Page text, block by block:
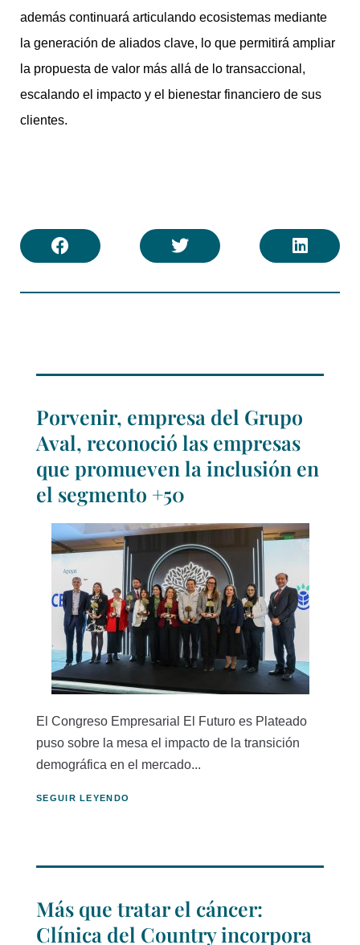
además continuará articulando ecosistemas mediante
la generación de aliados clave, lo que permitirá ampliar
la propuesta de valor más allá de lo transaccional,
escalando el impacto y el bienestar financiero de sus
clientes.
Porvenir, empresa del Grupo
Aval, reconoció las empresas
que promueven la inclusión en
el segmento +50
El Congreso Empresarial El Futuro es Plateado
puso sobre la mesa el impacto de la transición
demográfica en el mercado...
SEGUIR LEYENDO
Más que tratar el cáncer:
Clínica del Country incorpora